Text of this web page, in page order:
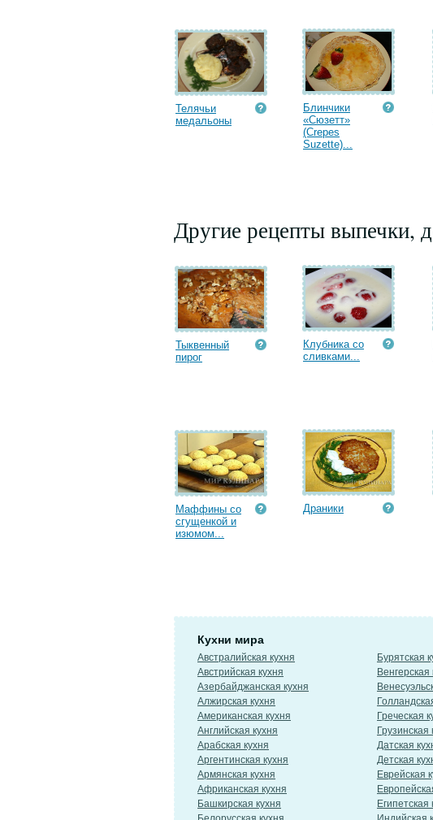
Телячьи
медальоны
Блинчики
«Сюзетт»
(Crepes
Suzette)...
Другие рецепты выпечки,
Тыквенный
пирог
Клубника со
сливками...
Маффины со
сгущенкой и
изюмом...
Драники
Кухни мира
Австралийская кухня
Австрийская кухня
Азербайджанская кухня
Алжирская кухня
Американская кухня
Английская кухня
Арабская кухня
Аргентинская кухня
Армянская кухня
Африканская кухня
Башкирская кухня
Бурятская
Венгерская
Греческая
Грузинская
Датская
Детская
Еврейская
Египетская